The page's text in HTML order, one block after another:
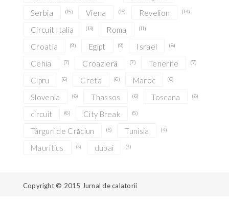
Serbia (15) Viena (15) Revelion (14)
Circuit Italia (13) Roma (11)
Croatia (9) Egipt (9) Israel (8)
Cehia (7) Croazieră (7) Tenerife (7)
Cipru (6) Creta (6) Maroc (6)
Slovenia (6) Thassos (6) Toscana (6)
circuit (6) City Break (5)
Târguri de Crăciun (5) Tunisia (4)
Mauritius (3) dubai (3)
Copyright © 2015 Jurnal de calatorii